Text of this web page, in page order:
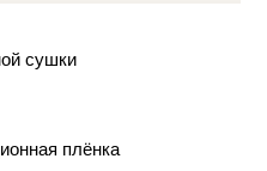
сушки
плёнка